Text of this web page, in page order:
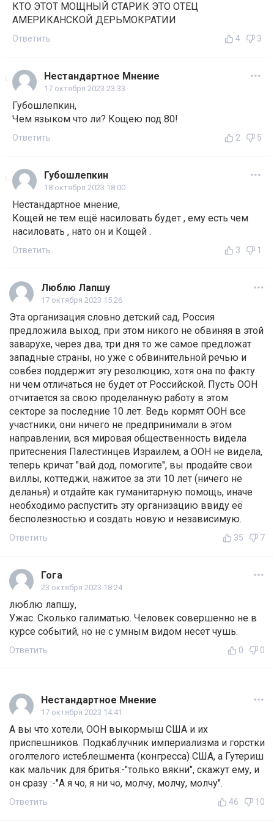
КТО ЭТОТ МОЩНЫЙ СТАРИК ЭТО ОТЕЦ
АМЕРИКАНСКОЙ ДЕРЬМОКРАТИИ
Ответить 4 3
Нестандартное Мнение
17 октября 2023 23:33
Губошлепкин,
Чем языком что ли? Кощею под 80!
Ответить 2 5
Губошлепкин
18 октября 2023 18:00
Нестандартное мнение,
Кощей не тем ещё насиловать будет , ему есть чем
насиловать , нато он и Кощей .
Ответить 3 1
Люблю Лапшу
17 октября 2023 15:26
Эта организация словно детский сад, Россия
предложила выход, при этом никого не обвиняя в этой
заварухе, через два, три дня то же самое предложат
западные страны, но уже с обвинительной речью и
совбез поддержит эту резолюцию, хотя она по факту
ни чем отличаться не будет от Российской. Пусть ООН
отчитается за свою проделанную работу в этом
секторе за последние 10 лет. Ведь кормят ООН все
участники, они ничего не предпринимали в этом
направлении, вся мировая общественность видела
притеснения Палестинцев Израилем, а ООН не видела,
теперь кричат "вай дод, помогите", вы продайте свои
виллы, коттеджи, нажитое за эти 10 лет (ничего не
деланья) и отдайте как гуманитарную помощь, иначе
необходимо распустить эту организацию ввиду её
бесполезностью и создать новую и независимую.
Ответить 35 7
Гога
23 октября 2023 18:24
люблю лапшу,
Ужас. Сколько галиматью. Человек совершенно не в
курсе событий, но не с умным видом несет чушь.
Ответить 0 0
Нестандартное Мнение
17 октября 2023 14:41
А вы что хотели, ООН выкормыш США и их
приспешников. Подкаблучник империализма и горстки
оголтелого истеблешмента (конгресса) США, а Гутериш
как мальчик для бритья:-"только вякни", скажут ему, и
он сразу :-"А я чо, я ни чо, молчу, молчу, молчу".
Ответить 46 10